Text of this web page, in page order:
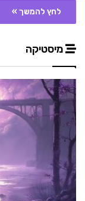
לחץ להמשך »
מיסטיקה